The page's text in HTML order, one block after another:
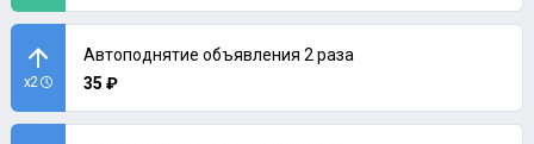
x2
Автоподнятие объявления 2 раза
35 ₽